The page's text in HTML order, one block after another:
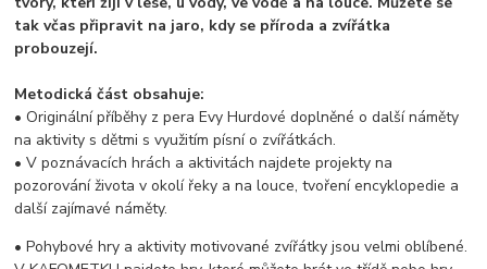
tak včas připravit na jaro, kdy se příroda a zvířátka
probouzejí.
Metodická část obsahuje:
• Originální příběhy z pera Evy Hurdové doplněné o další náměty
na aktivity s dětmi s využitím písní o zvířátkách.
• V poznávacích hrách a aktivitách najdete projekty na
pozorování života v okolí řeky a na louce, tvoření encyklopedie a
další zajímavé náměty.
• Pohybové hry a aktivity motivované zvířátky jsou velmi oblíbené.